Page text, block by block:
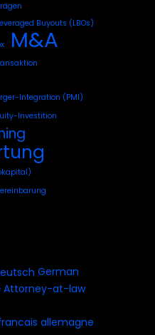
Buyouts (LBOs)
M&A
Integration (PMI)
Investition
German